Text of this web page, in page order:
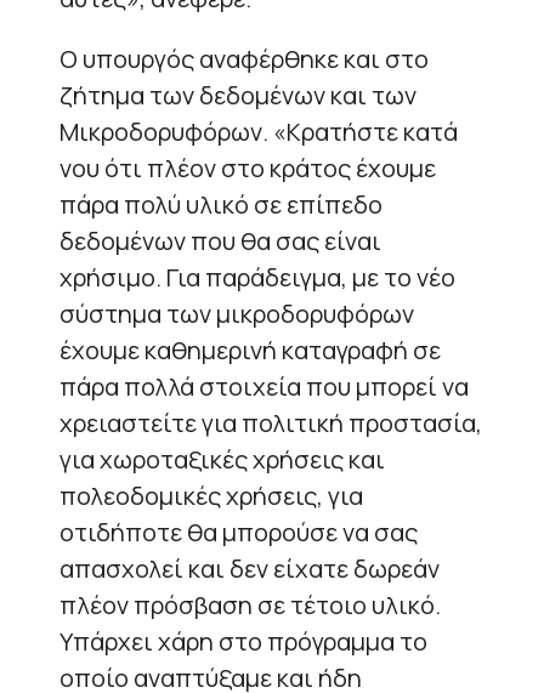
Ο υπουργός αναφέρθηκε και στο
ζήτημα των δεδομένων και των
Μικροδορυφόρων. «Κρατήστε κατά
νου ότι πλέον στο κράτος έχουμε
πάρα πολύ υλικό σε επίπεδο
δεδομένων που θα σας είναι
χρήσιμο. Για παράδειγμα, με το νέο
σύστημα των μικροδορυφόρων
έχουμε καθημερινή καταγραφή σε
πάρα πολλά στοιχεία που μπορεί να
χρειαστείτε για πολιτική προστασία,
για χωροταξικές χρήσεις και
πολεοδομικές χρήσεις, για
οτιδήποτε θα μπορούσε να σας
απασχολεί και δεν είχατε δωρεάν
πλέον πρόσβαση σε τέτοιο υλικό.
Υπάρχει χάρη στο πρόγραμμα το
οποίο αναπτύξαμε και ήδη